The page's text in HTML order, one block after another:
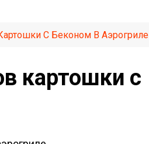
С Беконом В Аэрогриле
картошки с